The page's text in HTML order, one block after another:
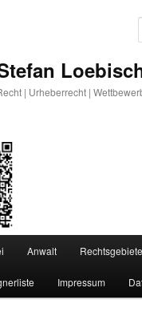
| Urheberrecht |
Anwalt Rechtsgebiete
Impressum